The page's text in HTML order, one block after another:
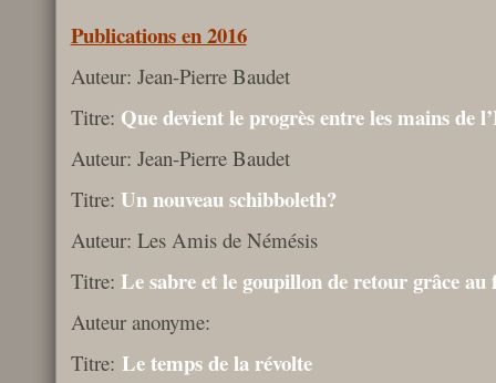
Publications en 2016
Auteur: Jean-Pierre Baudet
Titre: Que devient le progrès entre les mains de
Auteur: Jean-Pierre Baudet
Titre: Un nouveau schibboleth?
Auteur: Les Amis de Némésis
Titre: Le sabre et le goupillon de retour grâce au
Auteur anonyme:
Titre: Le temps de la révolte